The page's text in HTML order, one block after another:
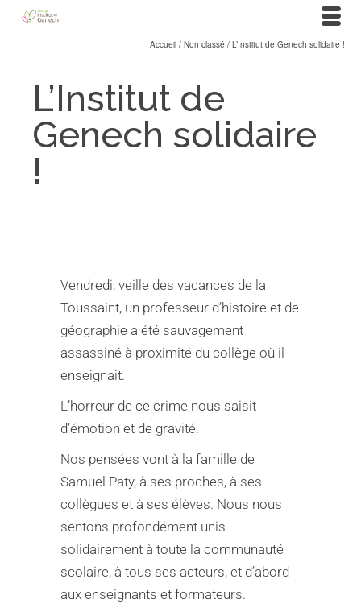
Accueil / Non classé / L’Institut de Genech solidaire !
L’Institut de
Genech solidaire
!
Vendredi, veille des vacances de la
Toussaint, un professeur d’histoire et de
géographie a été sauvagement
assassiné à proximité du collège où il
enseignait.
L’horreur de ce crime nous saisit
d’émotion et de gravité.
Nos pensées vont à la famille de
Samuel Paty, à ses proches, à ses
collègues et à ses élèves. Nous nous
sentons profondément unis
solidairement à toute la communauté
scolaire, à tous ses acteurs, et d’abord
aux enseignants et formateurs.